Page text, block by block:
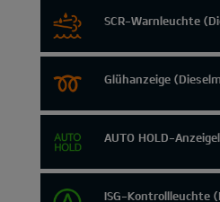
SCR-Warnleuchte
Glühanzeige
AUTO HOLD-
ISG-Kontrollleuchte